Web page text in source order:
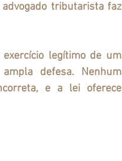
tributarista faz
legítimo de um
defesa. Nenhum
e a lei oferece